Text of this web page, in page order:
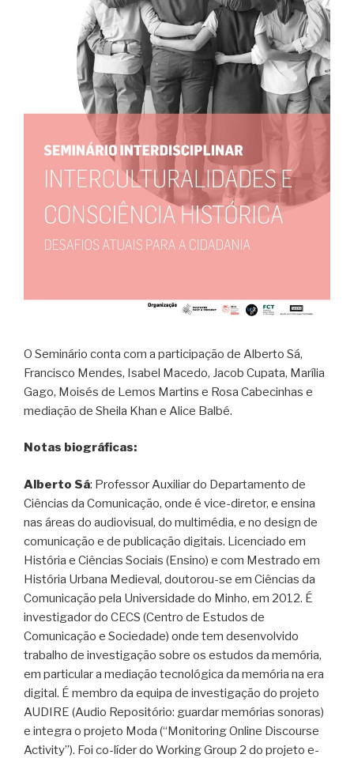
O Seminário conta com a participação de Alberto Sá,
Francisco Mendes, Isabel Macedo, Jacob Cupata, Marília
Gago, Moisés de Lemos Martins e Rosa Cabecinhas e
mediação de Sheila Khan e Alice Balbé.
Notas biográficas:
Alberto Sá: Professor Auxiliar do Departamento de
Ciências da Comunicação, onde é vice-diretor, e ensina
nas áreas do audiovisual, do multimédia, e no design de
comunicação e de publicação digitais. Licenciado em
História e Ciências Sociais (Ensino) e com Mestrado em
História Urbana Medieval, doutorou-se em Ciências da
Comunicação pela Universidade do Minho, em 2012. É
investigador do CECS (Centro de Estudos de
Comunicação e Sociedade) onde tem desenvolvido
trabalho de investigação sobre os estudos da memória,
em particular a mediação tecnológica da memória na era
digital. É membro da equipa de investigação do projeto
AUDIRE (Audio Repositório: guardar memórias sonoras)
e integra o projeto Moda (“Monitoring Online Discourse
Activity”). Foi co-líder do Working Group 2 do projeto e-